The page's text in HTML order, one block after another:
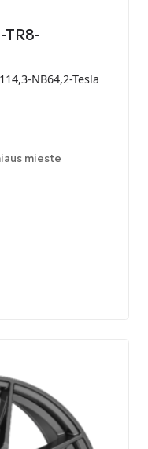
TR8-
NB64,2-Tesla
mieste